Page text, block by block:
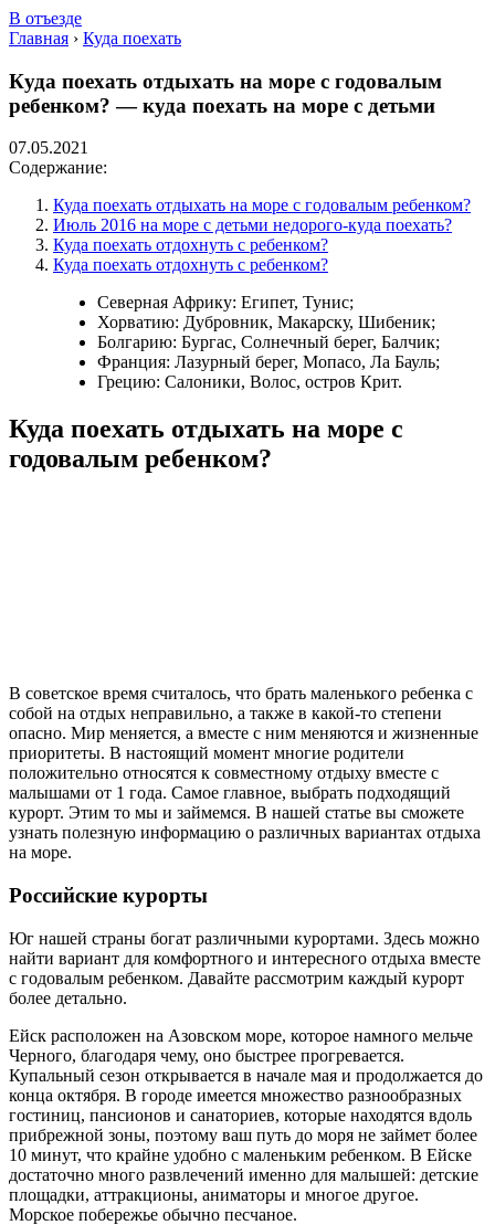
В отъезде
Главная › Куда поехать
Куда поехать отдыхать на море с годовалым
ребенком? — куда поехать на море с детьми
07.05.2021
Содержание:
Куда поехать отдыхать на море с годовалым ребенком?
Июль 2016 на море с детьми недорого-куда поехать?
Куда поехать отдохнуть с ребенком?
Куда поехать отдохнуть с ребенком?
Северная Африку: Египет, Тунис;
Хорватию: Дубровник, Макарску, Шибеник;
Болгарию: Бургас, Солнечный берег, Балчик;
Франция: Лазурный берег, Мопасо, Ла Бауль;
Грецию: Салоники, Волос, остров Крит.
Куда поехать отдыхать на море с
годовалым ребенком?
В советское время считалось, что брать маленького ребенка с
собой на отдых неправильно, а также в какой-то степени
опасно. Мир меняется, а вместе с ним меняются и жизненные
приоритеты. В настоящий момент многие родители
положительно относятся к совместному отдыху вместе с
малышами от 1 года. Самое главное, выбрать подходящий
курорт. Этим то мы и займемся. В нашей статье вы сможете
узнать полезную информацию о различных вариантах отдыха
на море.
Российские курорты
Юг нашей страны богат различными курортами. Здесь можно
найти вариант для комфортного и интересного отдыха вместе
с годовалым ребенком. Давайте рассмотрим каждый курорт
более детально.
Ейск расположен на Азовском море, которое намного мельче
Черного, благодаря чему, оно быстрее прогревается.
Купальный сезон открывается в начале мая и продолжается до
конца октября. В городе имеется множество разнообразных
гостиниц, пансионов и санаториев, которые находятся вдоль
прибрежной зоны, поэтому ваш путь до моря не займет более
10 минут, что крайне удобно с маленьким ребенком. В Ейске
достаточно много развлечений именно для малышей: детские
площадки, аттракционы, аниматоры и многое другое.
Морское побережье обычно песчаное.